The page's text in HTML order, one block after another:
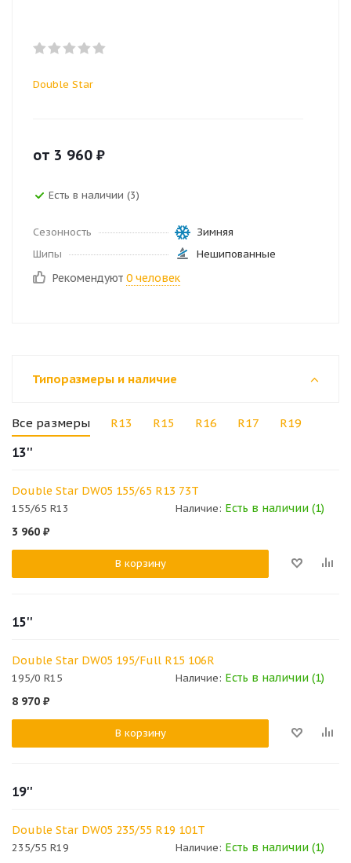
Double Star
от 3 960 ₽
Есть в наличии (3)
Сезонность
Зимняя
Шипы
Нешипованные
Рекомендуют 0 человек
Типоразмеры и наличие
Все размеры R13 R15 R16 R17 R19
13''
Double Star DW05 155/65 R13 73T
155/65 R13 Наличие: Есть в наличии (1)
3 960 ₽
В корзину
15''
Double Star DW05 195/Full R15 106R
195/0 R15 Наличие: Есть в наличии (1)
8 970 ₽
В корзину
19''
Double Star DW05 235/55 R19 101T
235/55 R19 Наличие: Есть в наличии (1)